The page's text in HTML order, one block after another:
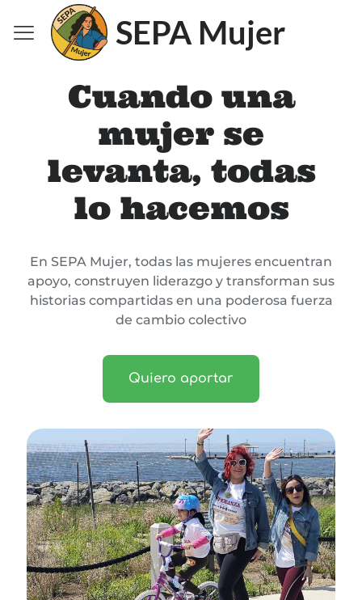
SEPA Mujer
Cuando una
mujer se
levanta, todas
lo hacemos
En SEPA Mujer, todas las mujeres encuentran
apoyo, construyen liderazgo y transforman sus
historias compartidas en una poderosa fuerza
de cambio colectivo
Quiero aportar